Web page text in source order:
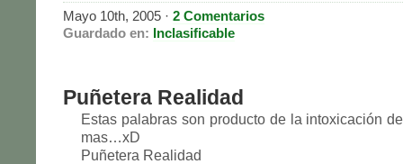
Mayo 10th, 2005 · 2 Comentarios
Guardado en: Inclasificable
Puñetera Realidad
Estas palabras son producto de la intoxicación
mas…xD
Puñetera Realidad